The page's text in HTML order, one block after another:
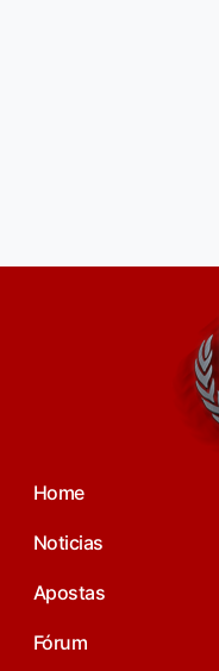
Home
Noticias
Apostas
Fórum